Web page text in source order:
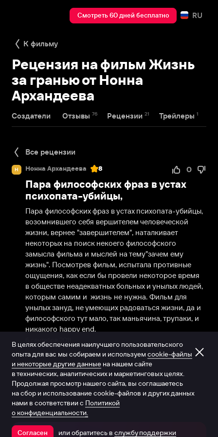
Смотреть 60 дней бесплатно RU
К фильму
Рецензия на фильм Жизнь
за гранью от Нонна
Архандеева
Создатели Отзывы 76 Рецензии 21 Трейлеры 1
Все рецензии
Н Нонна Архандеева
6 сентября 2011
8 0
Пара философских фраз в устах
психопата-убийцы,
Пара философских фраз в устах психопата-убийцы,
возомнившего себя вершителем человеческой
жизни, вернее "завершителем", наталкивает
некоторых на поиск некоего философского
замысла фильма и мыслей на тему"зачем ему
жизнь". Посмотрев фильм, испытала противные
ощущения, как если бы провели некоторое время
в обществе неадекватных больных и унылых людей,
которым самим и  жизнь не нужна. Фильм для
унылых зануд, не умеющих радоваться жизни, да и
философского тут мало, так маньячина, трупаки, и
никакого happy end.
Открыть в приложении
В целях обеспечения наилучшего пользовательского
опыта для вас мы собираем и используем cookie-файлы
и некоторые другие данные на нашем сайте
в технических, аналитических и маркетинговых целях.
Продолжая просмотр нашего сайта, вы соглашаетесь
на сбор и использование cookie-файлов и других данных
нами в соответствии с Политикой
о конфиденциальности.
Согласен или обратитесь в службу поддержки